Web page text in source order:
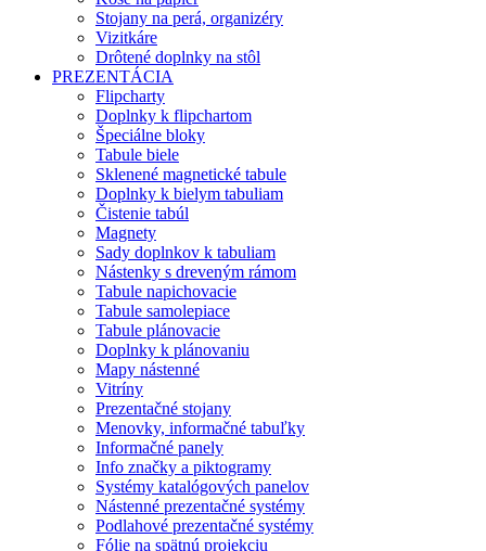
Stojany na perá, organizéry
Vizitkáre
Drôtené doplnky na stôl
PREZENTÁCIA
Flipcharty
Doplnky k flipchartom
Špeciálne bloky
Tabule biele
Sklenené magnetické tabule
Doplnky k bielym tabuliam
Čistenie tabúl
Magnety
Sady doplnkov k tabuliam
Nástenky s dreveným rámom
Tabule napichovacie
Tabule samolepiace
Tabule plánovacie
Doplnky k plánovaniu
Mapy nástenné
Vitríny
Prezentačné stojany
Menovky, informačné tabuľky
Informačné panely
Info značky a piktogramy
Systémy katalógových panelov
Nástenné prezentačné systémy
Podlahové prezentačné systémy
Fólie na spätnú projekciu